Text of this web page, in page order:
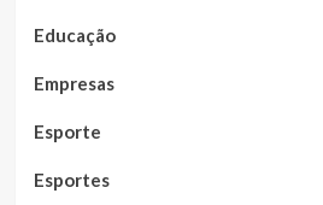
Educação
Empresas
Esporte
Esportes